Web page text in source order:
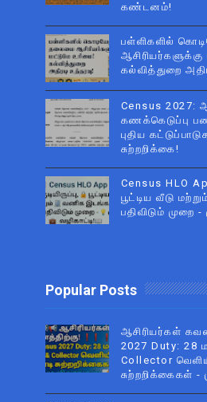
கண்டனம்!
பள்ளிகளில்
ஆசிரியர்களுக்கு
கல்வித்துறை
Census 2027:
கணக்கெடுப்பு
புதிய
சுற்றறிக்கை!
Census HLO
பூட்டிய வீடு
பதிவிடும் முறை -
Popular Posts
ஆசிரியர்கள்
2027 Duty: 28
Collector
சுற்றறிக்கைகள் -